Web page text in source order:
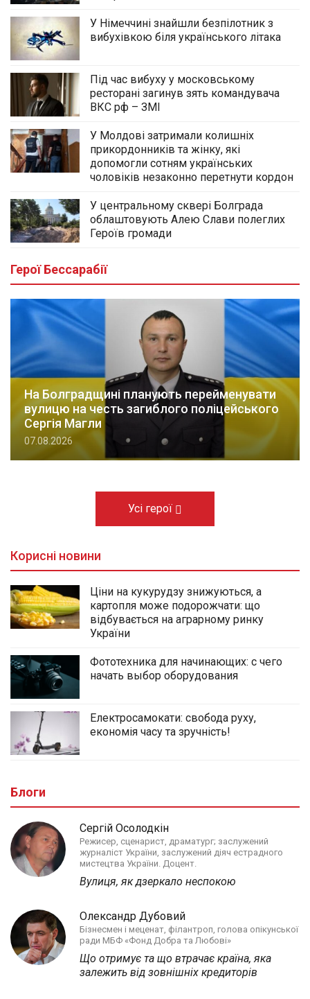
У Німеччині знайшли безпілотник з
вибухівкою біля українського літака
Під час вибуху у московському
ресторані загинув зять командувача
ВКС рф – ЗМІ
У Молдові затримали колишніх
прикордонників та жінку, які
допомогли сотням українських
чоловіків незаконно перетнути кордон
У центральному сквері Болграда
облаштовують Алею Слави полеглих
Героїв громади
Герої Бессарабії
На Болградщині планують перейменувати
вулицю на честь загиблого поліцейського
Сергія Магли
07.08.2026
Усі герої
Корисні новини
Ціни на кукурудзу знижуються, а
картопля може подорожчати: що
відбувається на аграрному ринку
України
Фототехника для начинающих: с чего
начать выбор оборудования
Електросамокати: свобода руху,
економія часу та зручність!
Блоги
Сергій Осолодкін
Режисер, сценарист, драматург; заслужений
журналіст України, заслужений діяч естрадного
мистецтва України. Доцент.
Вулиця, як дзеркало неспокою
Олександр Дубовий
Бізнесмен і меценат, філантроп, голова опікунської
ради МБФ «Фонд Добра та Любові»
Що отримує та що втрачає країна, яка
залежить від зовнішніх кредиторів